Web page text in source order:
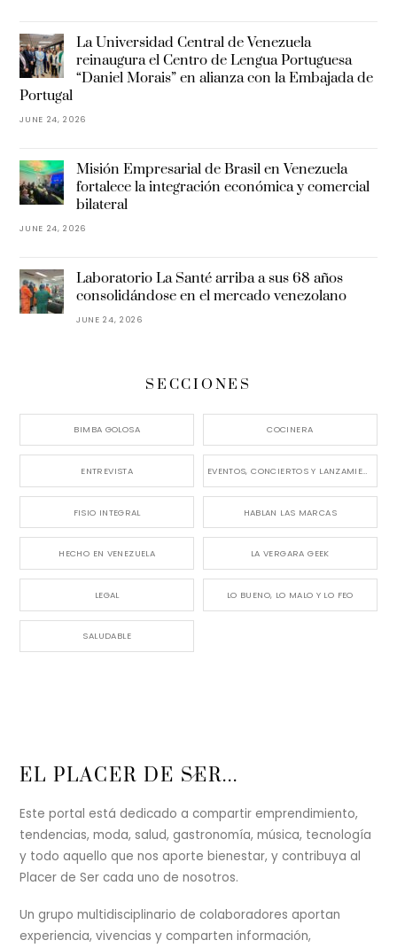
La Universidad Central de Venezuela
reinaugura el Centro de Lengua Portuguesa
“Daniel Morais” en alianza con la Embajada de
Portugal
JUNE 24, 2026
Misión Empresarial de Brasil en Venezuela
fortalece la integración económica y comercial
bilateral
JUNE 24, 2026
Laboratorio La Santé arriba a sus 68 años
consolidándose en el mercado venezolano
JUNE 24, 2026
SECCIONES
BIMBA GOLOSA COCINERA
ENTREVISTA EVENTOS, CONCIERTOS Y LANZAMIENTOS
FISIO INTEGRAL HABLAN LAS MARCAS
HECHO EN VENEZUELA LA VERGARA GEEK
LEGAL LO BUENO, LO MALO Y LO FEO
SALUDABLE
Back
Top
EL PLACER DE SER...
Este portal está dedicado a compartir emprendimiento,
tendencias, moda, salud, gastronomía, música, tecnología
y todo aquello que nos aporte bienestar, y contribuya al
Placer de Ser cada uno de nosotros.
Un grupo multidisciplinario de colaboradores aportan
experiencia, vivencias y comparten información,